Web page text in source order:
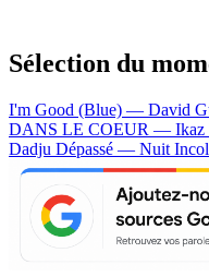
Sélection du
I'm Good (Blue) — David
DANS LE COEUR — Ikaz
Dadju Dépassé — Nuit